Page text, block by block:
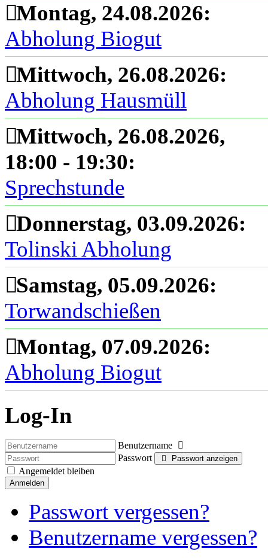
Montag, 24.08.2026:
Abholung Biogut
Mittwoch, 26.08.2026:
Abholung Hausmüll
Mittwoch, 26.08.2026,
18:00 - 19:30:
Sprechstunde
Donnerstag, 03.09.2026:
Tolinski Abholung
Samstag, 05.09.2026:
Torwandschießen
Montag, 07.09.2026:
Abholung Biogut
Log-In
Benutzername
Passwort
Passwort anzeigen
Angemeldet bleiben
Anmelden
Passwort vergessen?
Benutzername vergessen?